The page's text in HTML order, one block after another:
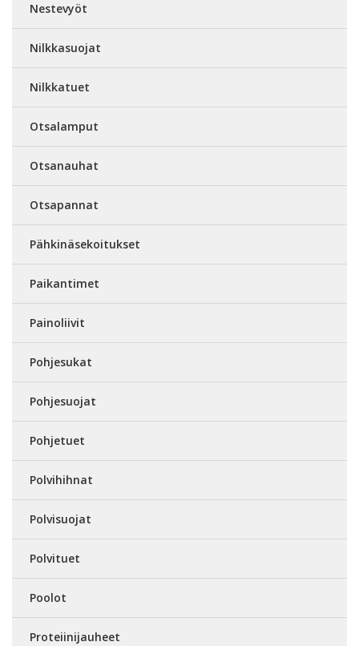
Nestevyöt
Nilkkasuojat
Nilkkatuet
Otsalamput
Otsanauhat
Otsapannat
Pähkinäsekoitukset
Paikantimet
Painoliivit
Pohjesukat
Pohjesuojat
Pohjetuet
Polvihihnat
Polvisuojat
Polvituet
Poolot
Proteiinijauheet